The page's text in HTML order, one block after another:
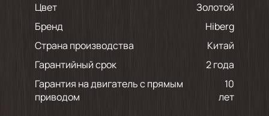
Цвет
золотой
Бренд
Hiberg
Страна производства
Китай
Гарантийный срок
2 года
Гарантия на двигатель с прямым
приводом
10
лет